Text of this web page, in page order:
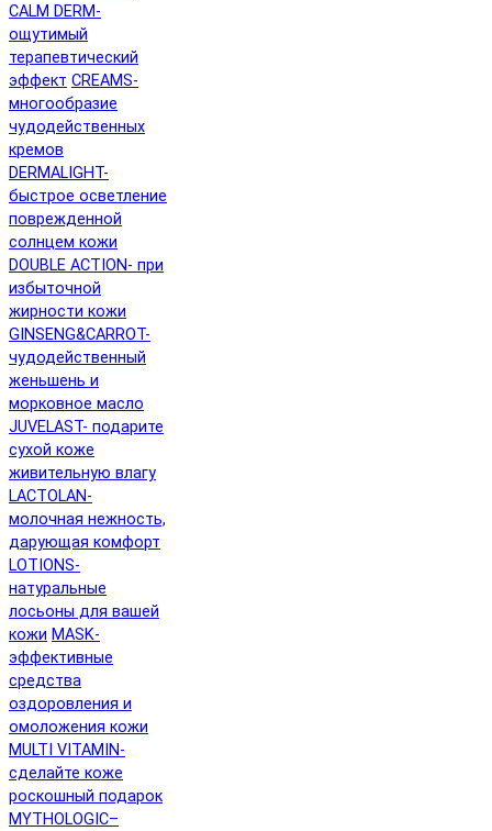
CALM DERM-
ощутимый
терапевтический
эффект CREAMS-
многообразие
чудодейственных
кремов
DERMALIGHT-
быстрое осветление
поврежденной
солнцем кожи
DOUBLE ACTION- при
избыточной
жирности кожи
GINSENG&CARROT-
чудодейственный
женьшень и
морковное масло
JUVELAST- подарите
сухой коже
живительную влагу
LACTOLAN-
молочная нежность,
дарующая комфорт
LOTIONS-
натуральные
лосьоны для вашей
кожи MASK-
эффективные
средства
оздоровления и
омоложения кожи
MULTI VITAMIN-
сделайте коже
роскошный подарок
MYTHOLOGIC–